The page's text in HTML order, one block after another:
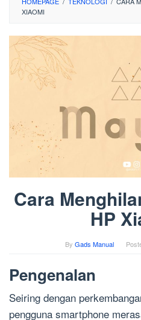
XIAOMI
Cara
HP
By Gads Manual
Pengenalan
Seiring dengan
pengguna smartphone